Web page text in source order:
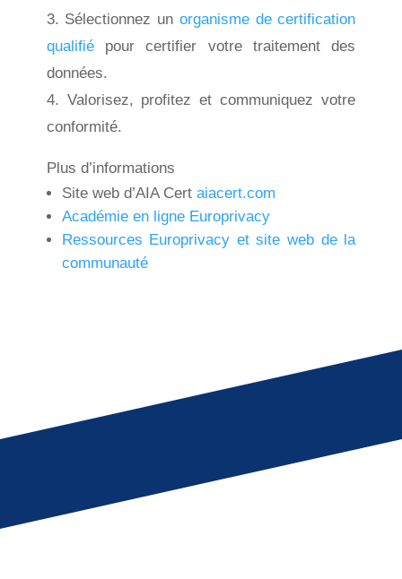
3. Sélectionnez un organisme de certification
qualifiépour certifier votre traitement des
données.
4. Valorisez, profitez et communiquez votre
conformité.
Plus d’informations
Site web d’AIA Cert aiacert.com
Académie en ligne Europrivacy
Ressources Europrivacy et site web de la
communauté